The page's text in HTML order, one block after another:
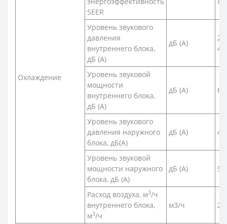
Охлаждение
SEER
Уровень звукового
давления
внутреннего блока,
дБ (А)
дБ (А)
42
Уровень звуковой
мощности
внутреннего блока,
дБ (А)
дБ (А) 60
Уровень звукового
давления наружного
блока, дБ(A)
дБ (А) 47
Уровень звуковой
мощности наружного
блока, дБ (А)
дБ (А) 58
Расход воздуха, м3/ч
внутреннего блока,
м3/ч
м3/ч